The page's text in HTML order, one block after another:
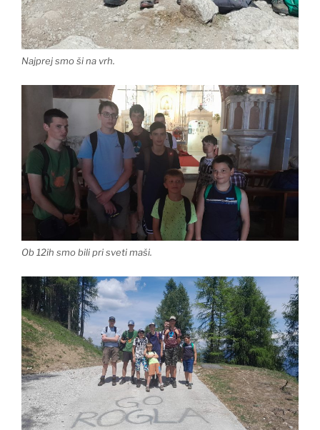
Najprej smo ši na vrh.
Ob 12ih smo bili pri sveti maši.